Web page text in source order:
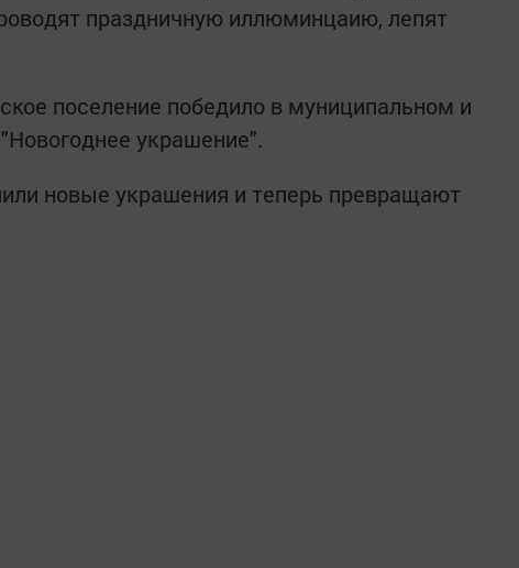
праздничную иллюминцаию, лепят
поселение победило в муниципальном и
украшение".
новые украшения и теперь превращают